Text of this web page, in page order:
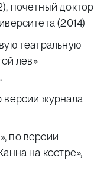
(Баварская
Медузы» Хенце
оперы и балета,
В 2008-
Авиньонского
почетный доктор
(2014)
театральную
лев»
версии журнала
по версии
на костре»,